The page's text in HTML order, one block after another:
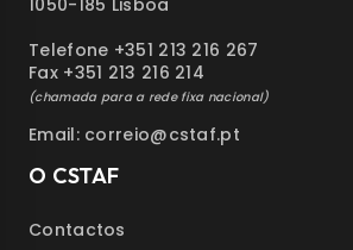
1050-185 Lisboa
Telefone +351 213 216 267
Fax +351 213 216 214
(chamada para a rede fixa nacional)
Email: correio@cstaf.pt
O CSTAF
Contactos